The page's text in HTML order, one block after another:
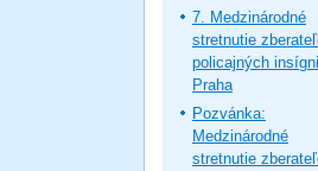
7. Medzinárodné
stretnutie
policajných
Praha
Pozvánka:
Medzinárodné
stretnutie